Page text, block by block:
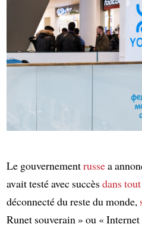
Le gouvernementrussea
avait testé avec succèsdans
déconnecté du reste du monde,
Runet souverain » ou «